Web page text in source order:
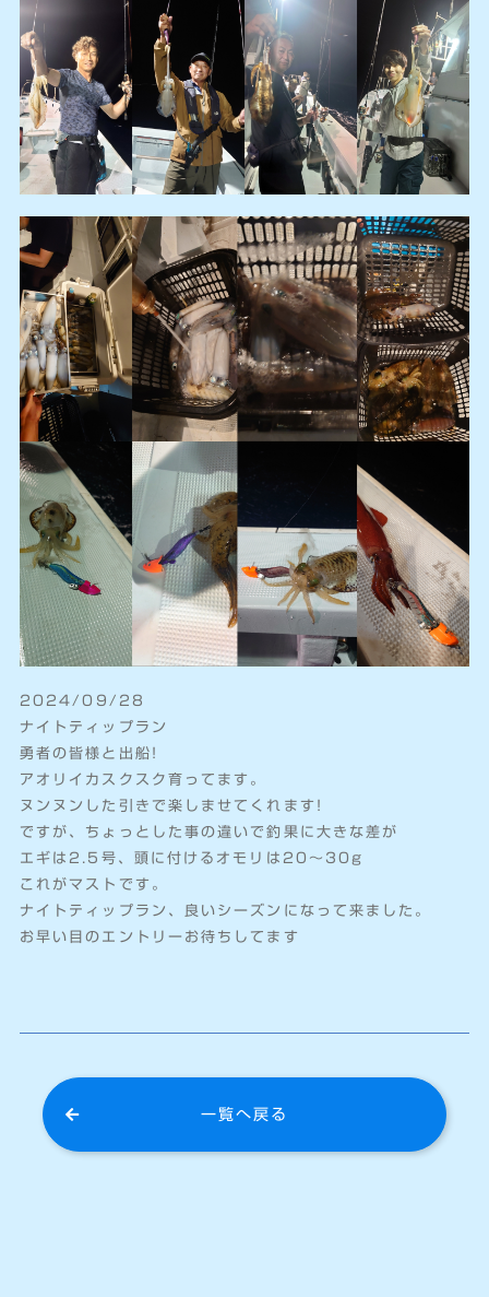
2024/09/28
ナイトティップラン
勇者の皆様と出船!
アオリイカスクスク育ってます。
ヌンヌンした引きで楽しませてくれます!
ですが、ちょっとした事の違いで釣果に大きな差が
エギは2.5号、頭に付けるオモリは20〜30g
これがマストです。
ナイトティップラン、良いシーズンになって来ました。
お早い目のエントリーお待ちしてます
一覧へ戻る